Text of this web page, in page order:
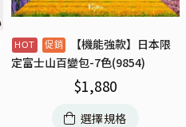
【機能強款】日本限
定富士山百變包-7色(9854)
$1,880
選擇規格